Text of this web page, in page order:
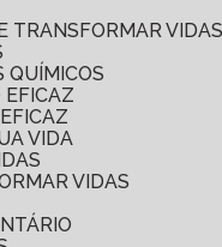
TRANSFORMAR VIDAS
QUÍMICOS
EFICAZ
VIDA
VIDAS